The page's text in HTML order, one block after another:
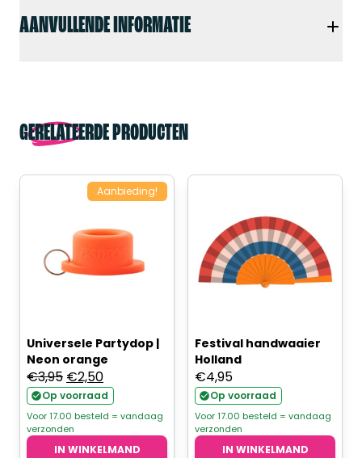
AANVULLENDE INFORMATIE
GERELATEERDE PRODUCTEN
Aanbieding!
Universele Partydop |
Neon orange
€3,95 Oorspronkelijke
prijs
was:
€3,95.
€2,50Huidige
prijs
is:
€2,50.
Op voorraad
Voor 17.00 besteld = vandaag
verzonden
IN WINKELMAND
Festival handwaaier
Holland
€4,95
Op voorraad
Voor 17.00 besteld = vandaag
verzonden
IN WINKELMAND